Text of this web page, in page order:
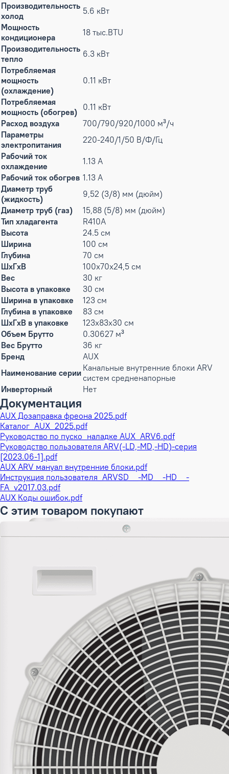
Производительность
холод
5.6 кВт
Мощность
кондиционера
18 тыс.BTU
Производительность
тепло
6.3 кВт
Потребляемая
мощность
(охлаждение)
0.11 кВт
Потребляемая
мощность (обогрев) 0.11 кВт
Расход воздуха
700/790/920/1000 м³/ч
Параметры
электропитания
220-240/1/50 В/Ф/Гц
Рабочий ток
охлаждение
1.13 А
Рабочий ток обогрев 1.13 А
Диаметр труб
(жидкость)
9,52 (3/8) мм (дюйм)
Диаметр труб (газ)
15,88 (5/8) мм (дюйм)
Тип хладагента
R410A
Высота
24.5 см
Ширина
100 см
Глубина
70 см
ШxГxВ
100x70x24,5 см
Вес
30 кг
Высота в упаковке
30 см
Ширина в упаковке
123 см
Глубина в упаковке
83 см
ШxГxВ в упаковке
123x83x30 см
Объем Брутто
0.30627 м³
Вес Брутто
36 кг
Бренд
AUX
Наименование серии Канальные внутренние блоки ARV
систем средненапорные
Инверторный
Нет
Документация
AUX Дозаправка фреона 2025.pdf
Каталог_AUX_2025.pdf
Руководство по пуско_наладке AUX_ARV6.pdf
Руководство пользователя ARV(-LD,-MD,-HD)-серия
[2023.06-1].pdf
AUX ARV мануал внутренние блоки.pdf
Инструкция пользователя_ARVSD__-MD__-HD__-
FA_v2017.03.pdf
AUX Коды ошибок.pdf
С этим товаром покупают